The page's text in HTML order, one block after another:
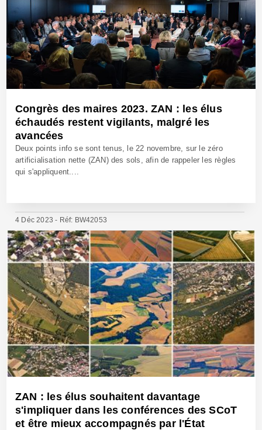
Congrès des maires 2023. ZAN : les élus
échaudés restent vigilants, malgré les
avancées
Deux points info se sont tenus, le 22 novembre, sur le zéro
artificialisation nette (ZAN) des sols, afin de rappeler les règles
qui s'appliquent....
4 Déc 2023 - Réf: BW42053
ZAN : les élus souhaitent davantage
s'impliquer dans les conférences des SCoT
et être mieux accompagnés par l'État